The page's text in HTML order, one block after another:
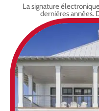
La signature
dernières années.